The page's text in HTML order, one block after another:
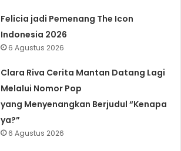
Felicia jadi Pemenang The Icon
Indonesia 2026
6 Agustus 2026
Clara Riva Cerita Mantan Datang Lagi
Melalui Nomor Pop
yang Menyenangkan Berjudul “Kenapa
ya?”
6 Agustus 2026